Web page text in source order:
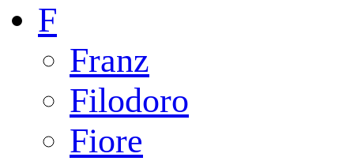
F
Franz
Filodoro
Fiore